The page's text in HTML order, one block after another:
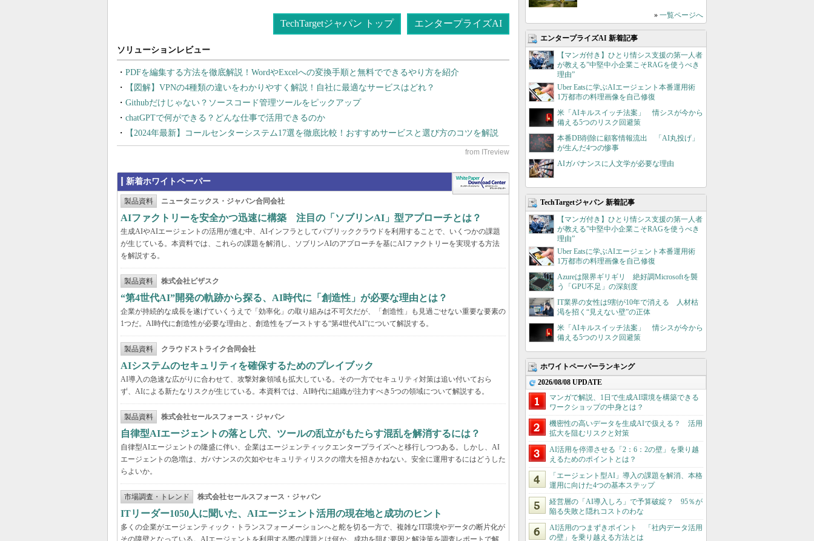
TechTargetジャパン トップ エンタープライズAI
PDFを編集する方法を徹底解説！WordやExcelへの変換手順と無料でできるやり方を紹介
【図解】VPNの4種類の違いをわかりやすく解説！自社に最適なサービスはどれ？
Githubだけじゃない？ソースコード管理ツールをピックアップ
chatGPTで何ができる？どんな仕事で活用できるのか
【2024年最新】コールセンターシステム17選を徹底比較！おすすめサービスと選び方のコツを解説
新着ホワイトペーパー
製品資料 ニュータニックス・ジャパン合同会社
AIファクトリーを安全かつ迅速に構築 注目の「ソブリンAI」型アプローチとは？
生成AIやAIエージェントの活用が進む中、AIインフラとしてパブリッククラウドを利用することで、いくつかの課題
が生じている。本資料では、これらの課題を解消し、ソブリンAIのアプローチを基にAIファクトリーを実現する方法
を解説する。
製品資料 株式会社ビザスク
“第4世代AI”開発の軌跡から探る、AI時代に「創造性」が必要な理由とは？
企業が持続的な成長を遂げていくうえで「効率化」の取り組みは不可欠だが、「創造性」も見過ごせない重要な要素の
1つだ。AI時代に創造性が必要な理由と、創造性をブーストする“第4世代AI”について解説する。
製品資料 クラウドストライク合同会社
AIシステムのセキュリティを確保するためのプレイブック
AI導入の急速な広がりに合わせて、攻撃対象領域も拡大している。その一方でセキュリティ対策は追い付いておら
ず、AIによる新たなリスクが生じている。本資料では、AI時代に組織が注力すべき5つの領域について解説する。
製品資料 株式会社セールスフォース・ジャパン
自律型AIエージェントの落とし穴、ツールの乱立がもたらす混乱を解消するには？
自律型AIエージェントの隆盛に伴い、企業はエージェンティックエンタープライズへと移行しつつある。しかし、AI
エージェントの急増は、ガバナンスの欠如やセキュリティリスクの増大を招きかねない。安全に運用するにはどうした
らよいか。
市場調査・トレンド 株式会社セールスフォース・ジャパン
ITリーダー1050人に聞いた、AIエージェント活用の現在地と成功のヒント
多くの企業がエージェンティック・トランスフォーメーションへと舵を切る一方で、複雑なIT環境やデータの断片化が
» 一覧ページへ
エンタープライズAI 新着記事
【マンガ付き】ひとり情シス支援の第一人者
が教える”中堅中小企業こそRAGを使うべき
理由”
Uber Eatsに学ぶAIエージェント本番運用術
1万都市の料理画像を自己修復
米「AIキルスイッチ法案」 情シスが今から
備える5つのリスク回避策
本番DB削除に顧客情報流出 「AI丸投げ」
が生んだ4つの惨事
AIガバナンスに人文学が必要な理由
TechTargetジャパン 新着記事
【マンガ付き】ひとり情シス支援の第一人者
が教える”中堅中小企業こそRAGを使うべき
理由”
Uber Eatsに学ぶAIエージェント本番運用術
1万都市の料理画像を自己修復
Azureは限界ギリギリ 絶好調Microsoftを襲
う「GPU不足」の深刻度
IT業界の女性は9割が10年で消える 人材枯
渇を招く“見えない壁”の正体
米「AIキルスイッチ法案」 情シスが今から
備える5つのリスク回避策
ホワイトペーパーランキング
2026/08/08 UPDATE
マンガで解説、1日で生成AI環境を構築できる
ワークショップの中身とは？
機密性の高いデータを生成AIで扱える？ 活用
拡大を阻むリスクと対策
AI活用を停滞させる「2：6：2の壁」を乗り越
えるためのポイントとは？
「エージェント型AI」導入の課題を解消、本格
運用に向けた4つの基本ステップ
経営層の「AI導入しろ」で予算破綻？ 95％が
陥る失敗と隠れコストのわな
AI活用のつまずきポイント 「社内データ活用
の壁」を乗り越える方法とは